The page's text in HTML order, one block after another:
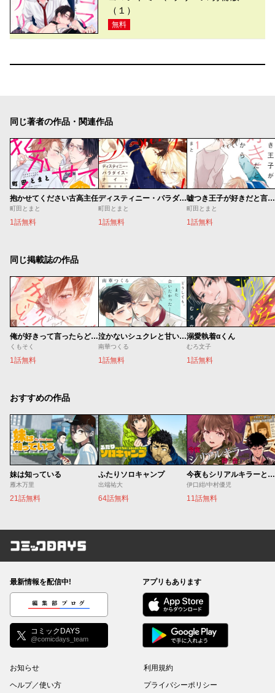
（１）
無料
同じ著者の作品・関連作品
抱かせてください古高主任
町田とまと
1話無料
ディスティニー・パラダイス・ナイト 分冊版
町田とまと
1話無料
嘘つき王子が好きだと言うから
町田とまと
1話無料
同じ掲載誌の作品
俺が好きって言ったらどうする？
くもそく
1話無料
泣かないシュクレと甘いキス
南華つくる
1話無料
溺愛執着αくん
むろ文子
1話無料
おすすめの作品
妹は知っている
雁木万里
21話無料
ふたりソロキャンプ
出端祐大
64話無料
今夜もシリアルキラーと待ち合わせ
伊口紺/中村優児
11話無料
コミックDAYS
最新情報を配信中!
編集部ブログ
コミックDAYS
@comicdays_team
アプリもあります
お知らせ
ヘルプ／使い方
利用規約
プライバシーポリシー